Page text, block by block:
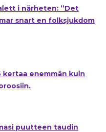
i närheten: ”Det
snart en folksjukdom
enemmän kuin
puutteen taudin